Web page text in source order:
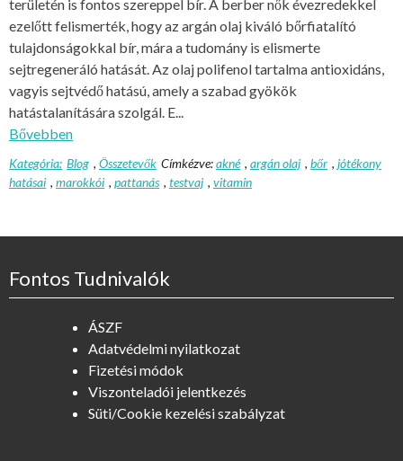
területén is fontos szereppel bír. A berber nők évezredekkel
ezelőtt felismerték, hogy az argán olaj kiváló bőrfiatalító
tulajdonságokkal bír, mára a tudomány is elismerte
sejtregeneráló hatását. Az olaj polifenol tartalma antioxidáns,
vagyis sejtvédő hatású, amely a szabad gyökök
hatástalanítására szolgál. E...
Bővebben
Kategória: Blog , Összetevők Címkézve:akné , argán olaj , bőr , jótékony
hatásai , marokkói , pattanás , testvaj , vitamin
Fontos Tudnivalók
ÁSZF
Adatvédelmi nyilatkozat
Fizetési módok
Viszonteladói jelentkezés
Süti/Cookie kezelési szabályzat